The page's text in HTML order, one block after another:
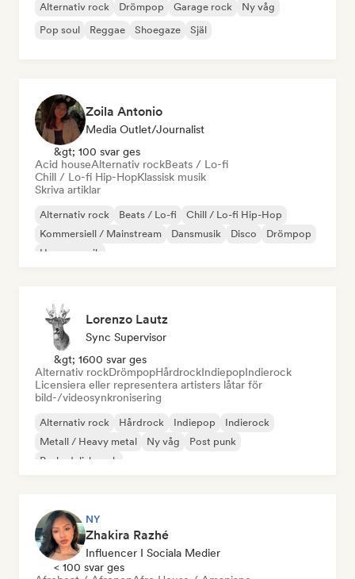
Alternativ rock Drömpop Garage rock
Ny våg
Pop soul
Reggae Shoegaze Själ
Zoila Antonio
Media Outlet/Journalist
&gt; 100 svar ges
Acid houseAlternativ rockBeats / Lo-fi
Chill / Lo-fi Hip-HopKlassisk musik
Skriva artiklar
Alternativ rock Beats / Lo-fi
Chill / Lo-fi Hip-Hop
Kommersiell / Mainstream
Dansmusik Disco
Drömpop
House-musik
Lorenzo Lautz
Sync Supervisor
&gt; 1600 svar ges
Alternativ rockDrömpopHårdrockIndiepopIndierock
Licensiera eller representera artisters låtar för
bild-/videosynkronisering
Alternativ rock Hårdrock Indiepop
Indierock
Metall / Heavy metal
Ny våg
Post punk
Psykedelisk rock
NY
Zhakira Razhé
Influencer I Sociala Medier
< 100 svar ges